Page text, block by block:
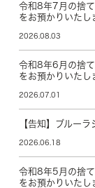
令和8年7月の捨
をお預かりいたし
2026.08.03
令和8年6月の捨
をお預かりいたし
2026.07.01
【告知】ブルー
2026.06.18
令和8年5月の捨
をお預かりいたし